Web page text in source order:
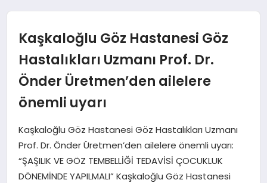
EKONOMI
MAGAZIN
SIYASET
SPOR
Kaşkaloğlu Göz Hastanesi Göz
Hastalıkları Uzmanı Prof. Dr.
Önder Üretmen’den ailelere
önemli uyarı
Kaşkaloğlu Göz Hastanesi Göz Hastalıkları Uzmanı
Prof. Dr. Önder Üretmen’den ailelere önemli uyarı:
“ŞAŞILIK VE GÖZ TEMBELLİĞİ TEDAVİSİ ÇOCUKLUK
DÖNEMİNDE YAPILMALI” Kaşkaloğlu Göz Hastanesi